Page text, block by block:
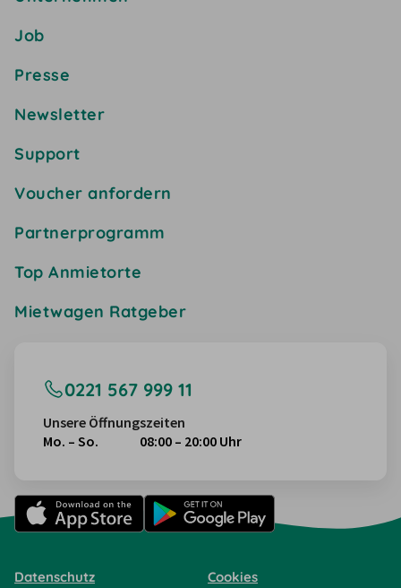
Job
Presse
Newsletter
Support
Voucher anfordern
Partnerprogramm
Top Anmietorte
Mietwagen Ratgeber
0221 567 999 11
Unsere Öffnungszeiten
Mo. – So.
08:00 – 20:00 Uhr
Datenschutz Cookies